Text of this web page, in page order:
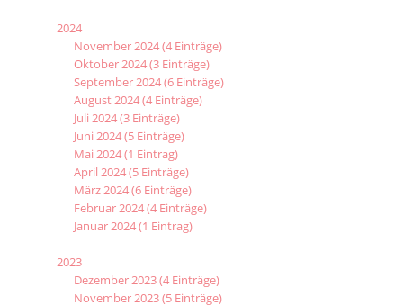
2024
November 2024 (4 Einträge)
Oktober 2024 (3 Einträge)
September 2024 (6 Einträge)
August 2024 (4 Einträge)
Juli 2024 (3 Einträge)
Juni 2024 (5 Einträge)
Mai 2024 (1 Eintrag)
April 2024 (5 Einträge)
März 2024 (6 Einträge)
Februar 2024 (4 Einträge)
Januar 2024 (1 Eintrag)
2023
Dezember 2023 (4 Einträge)
November 2023 (5 Einträge)